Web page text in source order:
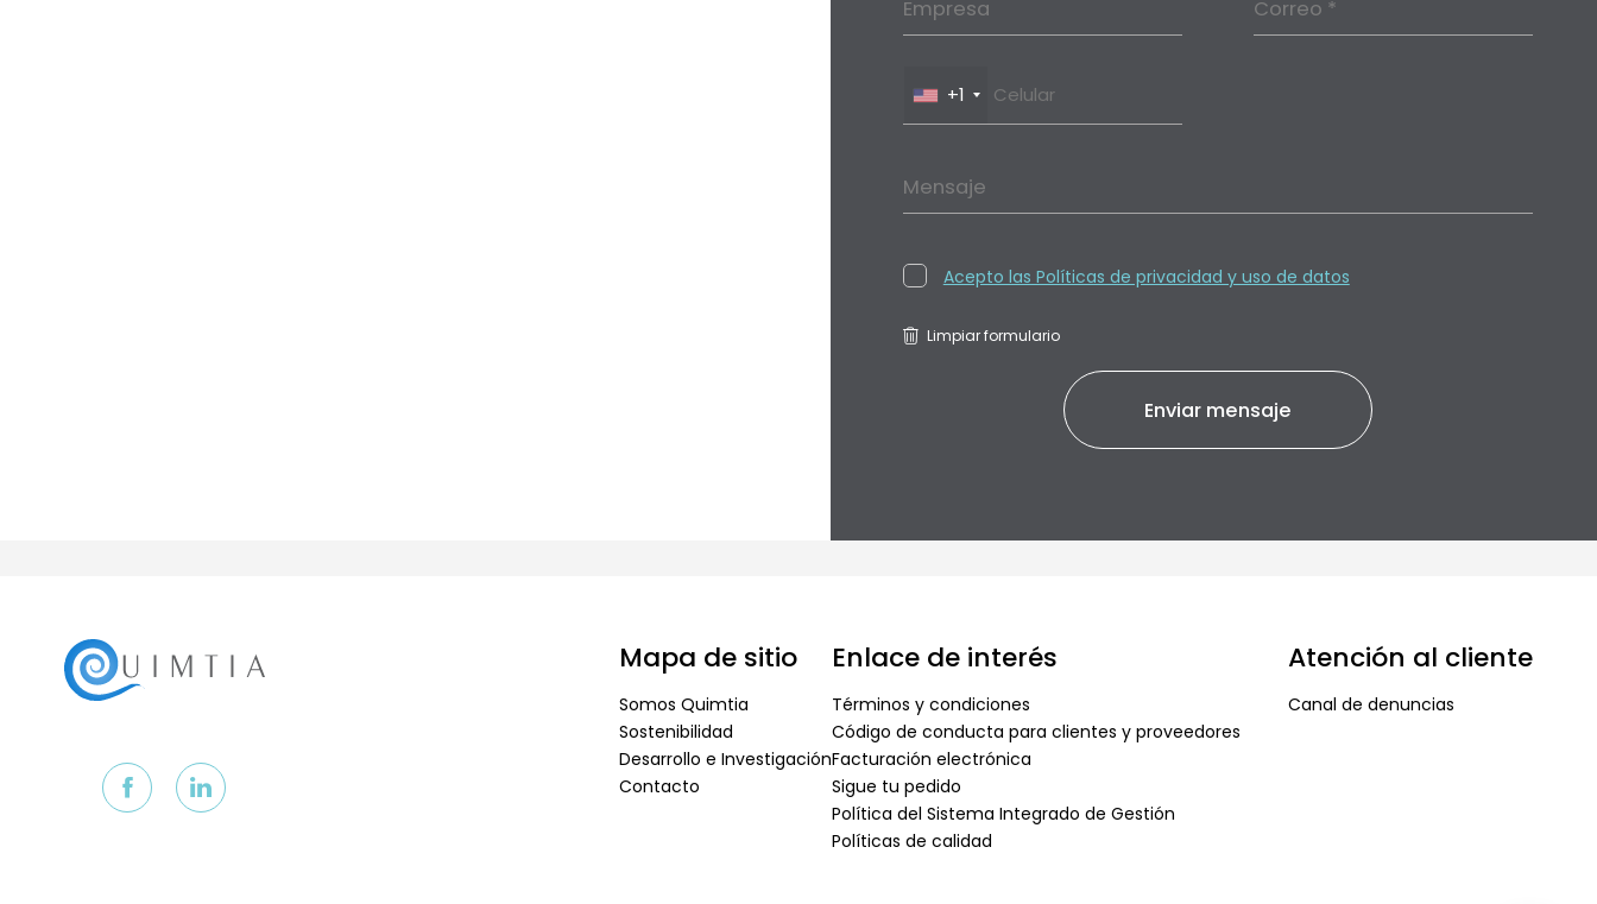
Empresa Correo *
+1
Mensaje
Acepto las Políticas de privacidad y uso de datos
Limpiar formulario
Mapa de sitio
Somos Quimtia
Sostenibilidad
Desarrollo e Investigación
Contacto
Enlace de interés
Términos y condiciones
Código de conducta para clientes y proveedores
Facturación electrónica
Sigue tu pedido
Política del Sistema Integrado de Gestión
Políticas de calidad
Atención al cliente
Canal de denuncias